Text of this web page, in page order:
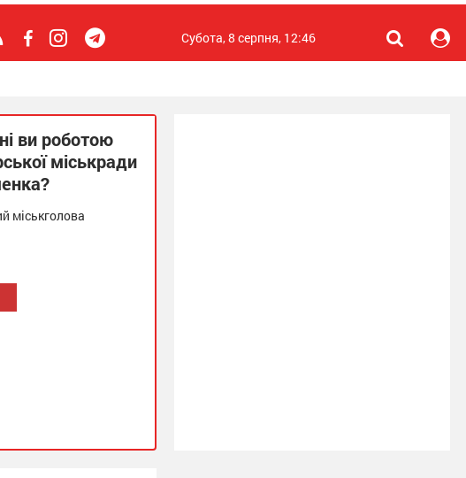
Субота, 8 серпня, 12:46
ви роботою
міськради
міськголова